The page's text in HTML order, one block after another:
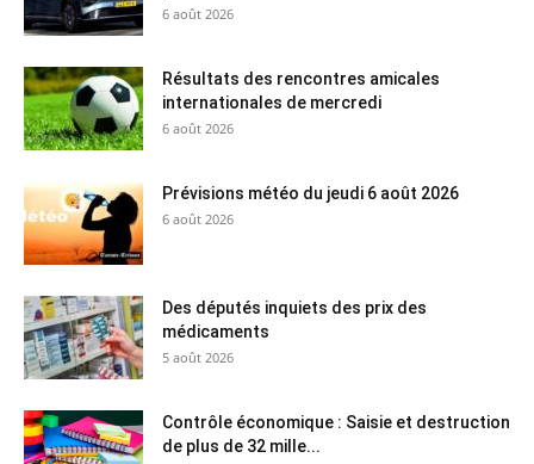
6 août 2026
Résultats des rencontres amicales
internationales de mercredi
6 août 2026
Prévisions météo du jeudi 6 août 2026
6 août 2026
Des députés inquiets des prix des
médicaments
5 août 2026
Contrôle économique : Saisie et destruction
de plus de 32 mille...